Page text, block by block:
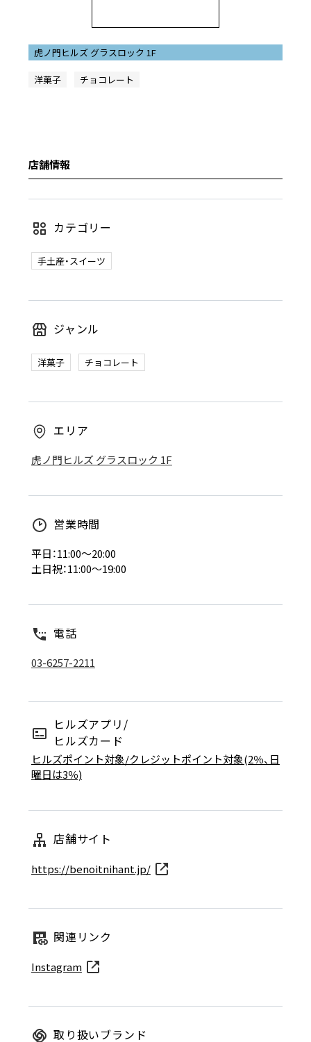
虎ノ門ヒルズ グラスロック 1F
洋菓子 チョコレート
店舗情報
カテゴリー
手土産・スイーツ
ジャンル
洋菓子 チョコレート
エリア
虎ノ門ヒルズ グラスロック 1F
営業時間
平日：11:00～20:00
土日祝：11:00～19:00
電話
03-6257-2211
ヒルズアプリ/
ヒルズカード
ヒルズポイント対象/クレジットポイント対象(2％、日
曜日は3％)
店舗サイト
https://benoitnihant.jp/
関連リンク
Instagram
取り扱いブランド